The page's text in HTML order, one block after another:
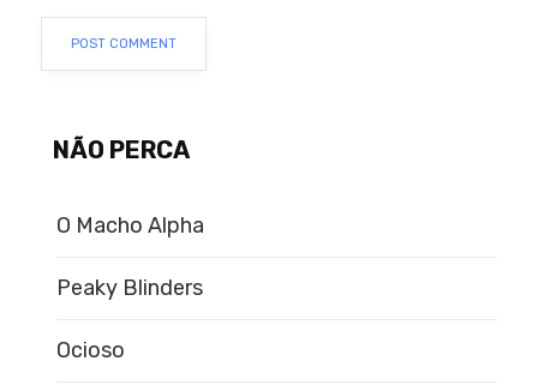
NÃO PERCA
O Macho Alpha
Peaky Blinders
Ocioso